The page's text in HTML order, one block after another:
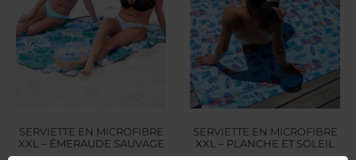
SERVIETTE EN MICROFIBRE
XXL – ÉMERAUDE SAUVAGE
SERVIETTE EN MICROFIBRE
XXL – PLANCHE ET SOLEIL